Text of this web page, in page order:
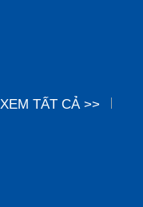
XEM TẤT CẢ >>